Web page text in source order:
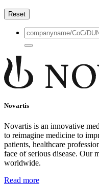
Reset
Novartis
Novartis is an innovative
to reimagine medicine to
patients, healthcare
face of serious disease. Our
worldwide.
Read more